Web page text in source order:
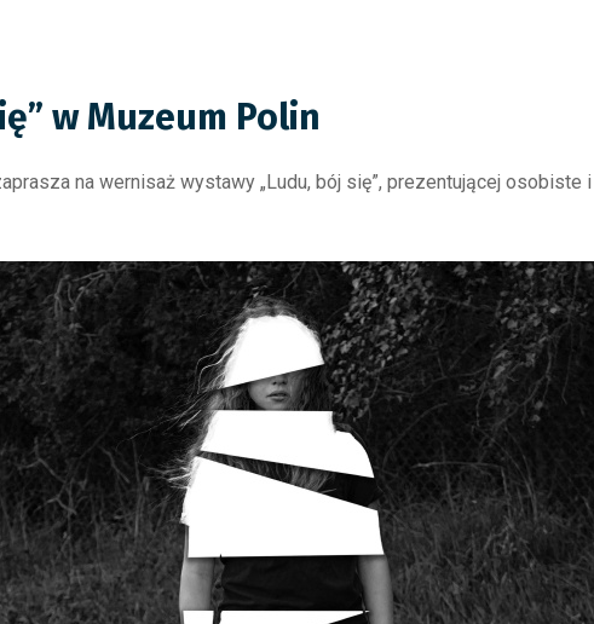
w Muzeum Polin
na wernisaż wystawy „Ludu, bój się”, prezentującej osobiste